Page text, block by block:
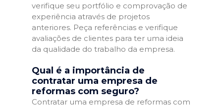
verifique seu portfólio e comprovação de
experiência através de projetos
anteriores. Peça referências e verifique
avaliações de clientes para ter uma ideia
da qualidade do trabalho da empresa.
Qual é a importância de
contratar uma empresa de
reformas com seguro?
Contratar uma empresa de reformas com